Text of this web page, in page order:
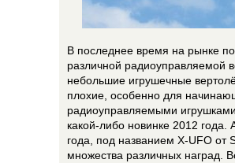
В последнее время на рынке
различной радиоуправляемой
небольшие игрушечные
плохие, особенно для
радиоуправляемыми
какой-либо новинке 2012
года, под названием X-UFO от
множества различных наград.